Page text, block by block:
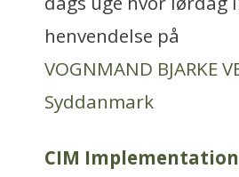
henvendelse på
VOGNMAND BJARKE
Syddanmark
CIM